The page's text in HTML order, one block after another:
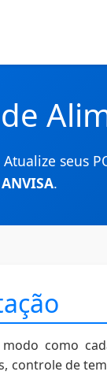
seus
.
como
controle de